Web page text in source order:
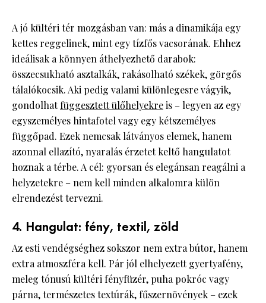
A jó kültéri tér mozgásban van: más a dinamikája egy
kettes reggelinek, mint egy tízfős vacsorának. Ehhez
ideálisak a könnyen áthelyezhető darabok:
összecsukható asztalkák, rakásolható székek, görgős
tálalókocsik. Aki pedig valami különlegesre vágyik,
gondolhatfüggesztett ülőhelyekreis – legyen az egy
egyszemélyes hintafotel vagy egy kétszemélyes
függőpad. Ezek nemcsak látványos elemek, hanem
azonnal ellazító, nyaralás érzetet keltő hangulatot
hoznak a térbe. A cél: gyorsan és elegánsan reagálni a
helyzetekre – nem kell minden alkalomra külön
elrendezést tervezni.
4. Hangulat: fény, textil, zöld
Az esti vendégséghez sokszor nem extra bútor, hanem
extra atmoszféra kell. Pár jól elhelyezett gyertyafény,
meleg tónusú kültéri fényfüzér, puha pokróc vagy
párna, természetes textúrák, fűszernövények – ezek